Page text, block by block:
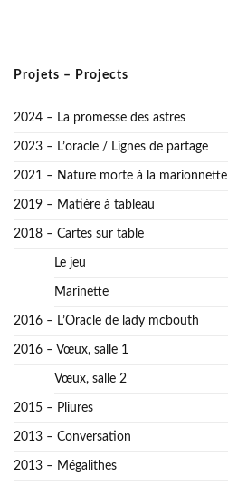
Projets – Projects
2024 – La promesse des astres
2023 – L’oracle / Lignes de partage
2021 – Nature morte à la marionnette
2019 – Matière à tableau
2018 – Cartes sur table
Le jeu
Marinette
2016 – L’Oracle de lady mcbouth
2016 – Vœux, salle 1
Vœux, salle 2
2015 – Pliures
2013 – Conversation
2013 – Mégalithes